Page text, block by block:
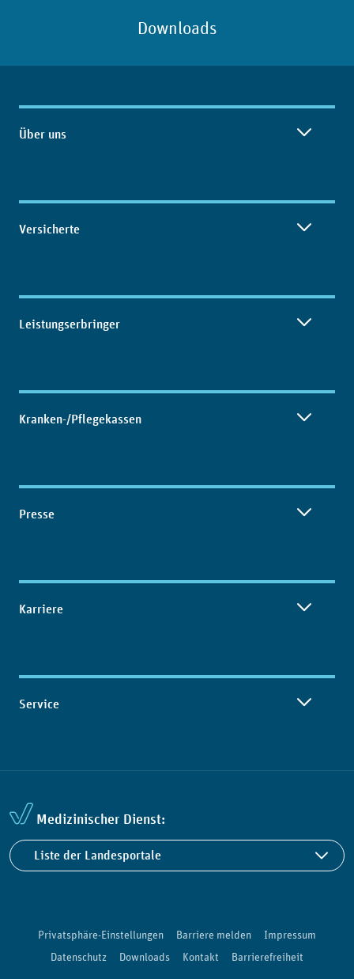
Downloads
Inhaltsübersicht
Über uns
Versicherte
Leistungserbringer
Kranken-/Pflegekassen
Presse
Karriere
Service
Medizinischer Dienst:
Liste der Landesportale
Privatsphäre-Einstellungen Barriere melden
Impressum
Datenschutz
Downloads Kontakt Barrierefreiheit